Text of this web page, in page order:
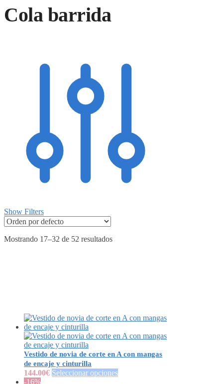
Cola barrida
Show Filters
Mostrando 17–32 de 52 resultados
Vestido de novia de corte en A con mangas
de encaje y cinturilla
144.00€ Seleccionar opciones
-16%